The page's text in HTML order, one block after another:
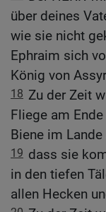
über deines
wie sie nicht
Ephraim sich
König von
18 Zu der Zeit
Fliege am
Biene im Lande
19 dass sie
in den tiefen
allen Hecken